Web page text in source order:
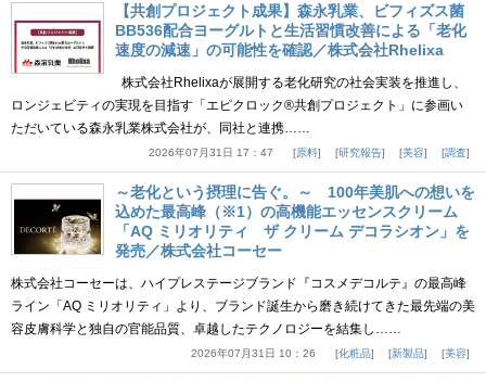
【共創プロジェクト成果】森永乳業、ビフィズス菌
BB536配合ヨーグルトと生活習慣改善による「老化
速度の減速」の可能性を確認／株式会社Rhelixa
株式会社Rhelixaが展開する老化研究の社会実装を推進し、
ロンジェビティの実現を目指す「エピクロック®共創プロジェクト」に参画い
ただいている森永乳業株式会社が、同社と連携……
2026年07月31日 17：47 原料 研究報告 美容 調査
～老化という摂理に告ぐ。～ 100年美肌への想いを
込めた最高峰（※1）の高機能エッセンスクリーム
「AQ ミリオリティ ザ クリーム デコラシオン」を
発売／株式会社コーセー
株式会社コーセーは、ハイプレステージブランド『コスメデコルテ』の最高峰
ライン「AQ ミリオリティ」より、ブランド誕生から磨き続けてきた最先端の美
容皮膚科学と独自の官能品質、卓越したテクノロジーを結集し……
2026年07月31日 10：26 化粧品 新製品 美容